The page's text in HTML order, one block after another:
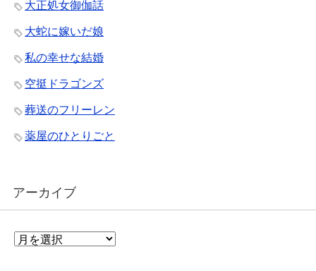
大正処女御伽話
大蛇に嫁いだ娘
私の幸せな結婚
空挺ドラゴンズ
葬送のフリーレン
薬屋のひとりごと
アーカイブ
ア